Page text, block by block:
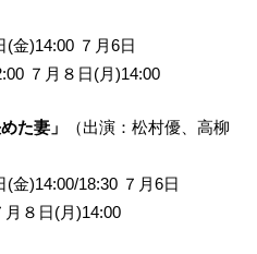
(金)14:00 ７月6日
７月８日(月)14:00
た妻」
（出演：松村優、高柳
金)14:00/18:30 ７月6日
月８日(月)14:00